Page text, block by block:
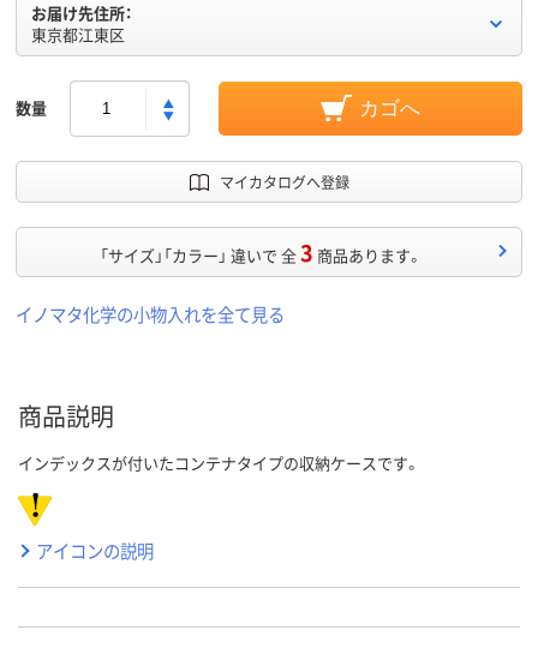
お届け先住所：
東京都江東区
数量 カゴへ
マイカタログへ登録
「サイズ」「カラー」 違いで 全3 商品あります。
イノマタ化学の小物入れを全て見る
商品説明
インデックスが付いたコンテナタイプの収納ケースです。
アイコンの説明